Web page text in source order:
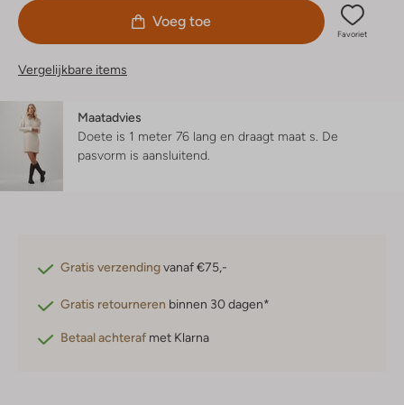
Voeg toe
Favoriet
Vergelijkbare items
Maatadvies
Doete is 1 meter 76 lang en draagt maat s. De
pasvorm is aansluitend
Gratis verzendingvanaf €75,-
Gratis retourneren binnen 30 dagen*
Betaal achteraf met Klarna